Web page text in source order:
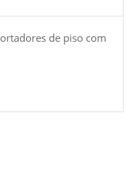
de piso com